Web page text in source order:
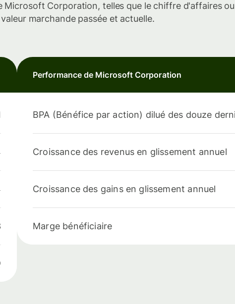
Microsoft Corporation, telles que le chiffre d'affaires ou
marchande passée et actuelle.
Performance de Microsoft Corporation
BPA (Bénéfice par action) dilué des douze
Croissance des revenus en glissement annuel
Croissance des gains en glissement annuel
Marge bénéficiaire